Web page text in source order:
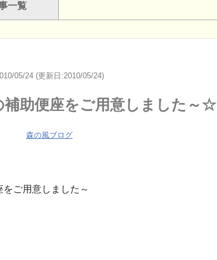
一覧
05/24 (更新日:2010/05/24)
補助便座をご用意しました～☆
森の風ブログ
ご用意しました～